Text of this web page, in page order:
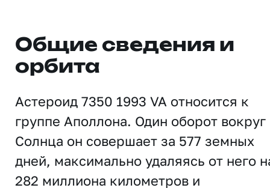
Общие сведения и
орбита
Астероид 7350 1993 VA относится к
группе Аполлона. Один оборот вокруг
Солнца он совершает за 577 земных
дней, максимально удаляясь от него
282 миллиона километров и